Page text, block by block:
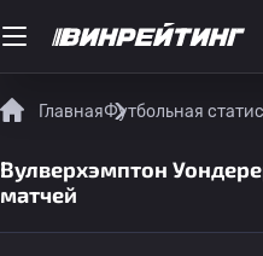
ГлавнаяФутбольная
Вулверхэмптон
матчей